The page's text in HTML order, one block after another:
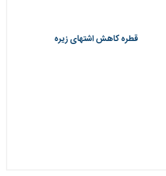
قطره کاهش اشتهای زیره